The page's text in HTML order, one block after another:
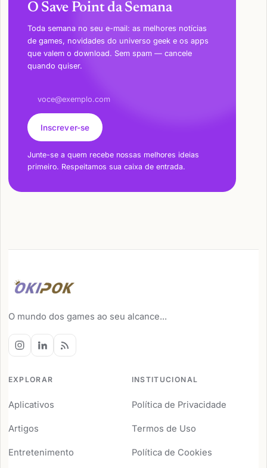
O Save Point da Semana
Toda semana no seu e-mail: as melhores notícias
de games, novidades do universo geek e os apps
que valem o download. Sem spam — cancele
quando quiser.
Inscrever-se
Junte-se a quem recebe nossas melhores ideias
primeiro. Respeitamos sua caixa de entrada.
O mundo dos games ao seu alcance...
EXPLORAR
Aplicativos
Artigos
Entretenimento
INSTITUCIONAL
Política de Privacidade
Termos de Uso
Política de Cookies